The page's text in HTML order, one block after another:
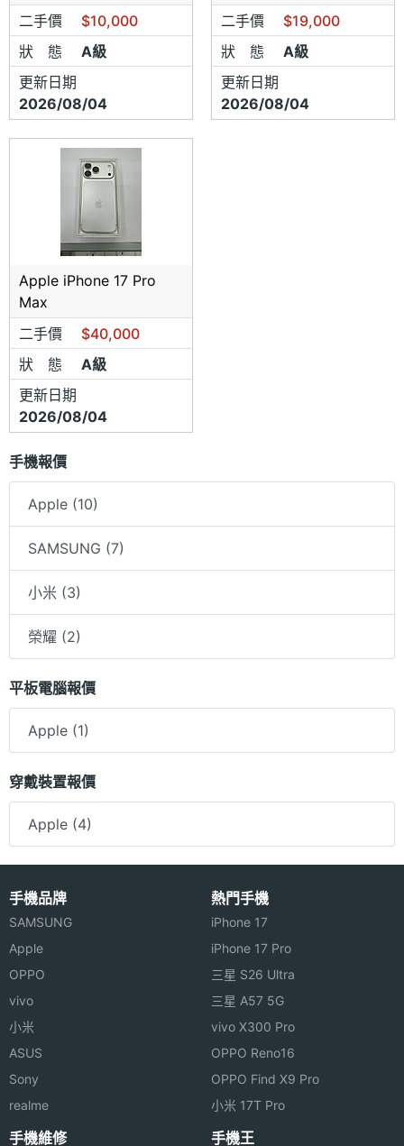
二手價
$10,000
狀 態
A級
更新日期
2026/08/04
二手價
$19,000
狀 態
A級
更新日期
2026/08/04
Apple iPhone 17 Pro
Max
二手價
$40,000
狀 態
A級
更新日期
2026/08/04
手機報價
Apple (10)
SAMSUNG (7)
小米 (3)
榮耀 (2)
平板電腦報價
Apple (1)
穿戴裝置報價
Apple (4)
手機品牌
SAMSUNG
Apple
OPPO
vivo
小米
ASUS
Sony
realme
熱門手機
iPhone 17
iPhone 17 Pro
三星 S26 Ultra
三星 A57 5G
vivo X300 Pro
OPPO Reno16
OPPO Find X9 Pro
小米 17T Pro
手機維修 手機王